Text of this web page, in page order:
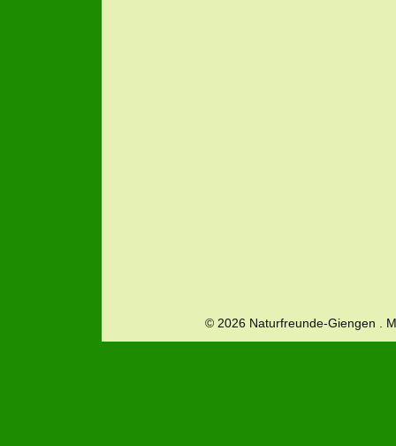
© 2026 Naturfreunde-Giengen .